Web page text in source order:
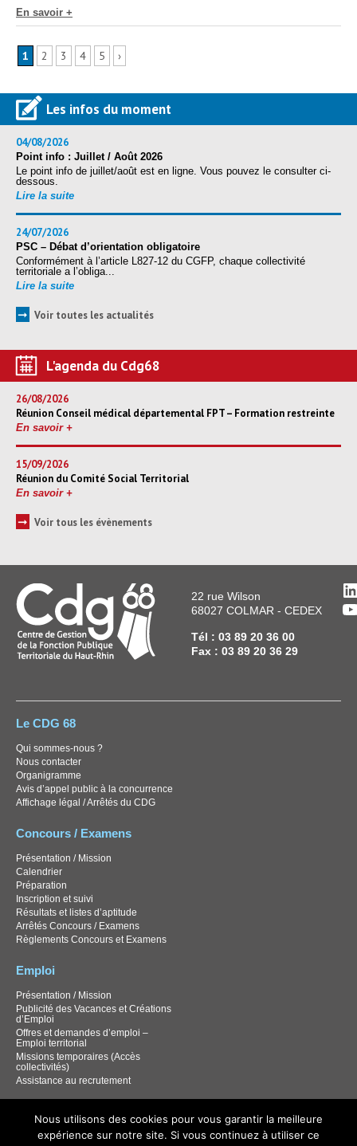
En savoir +
1 2 3 4 5 ›
Les infos du moment
04/08/2026
Point info : Juillet / Août 2026
Le point info de juillet/août est en ligne. Vous pouvez le consulter ci-
dessous.
Lire la suite
24/07/2026
PSC – Débat d’orientation obligatoire
Conformément à l’article L827-12 du CGFP, chaque collectivité
territoriale a l’obliga...
Lire la suite
➞ Voir toutes les actualités
L'agenda du Cdg68
26/08/2026
Réunion Conseil médical départemental FPT – Formation restreinte
En savoir +
15/09/2026
Réunion du Comité Social Territorial
En savoir +
➞ Voir tous les évènements
22 rue Wilson
68027 COLMAR - CEDEX
Tél : 03 89 20 36 00
Fax : 03 89 20 36 29
Le CDG 68
Qui sommes-nous ?
Nous contacter
Organigramme
Avis d’appel public à la concurrence
Affichage légal / Arrêtés du CDG
Concours / Examens
Présentation / Mission
Calendrier
Préparation
Inscription et suivi
Résultats et listes d’aptitude
Arrêtés Concours / Examens
Règlements Concours et Examens
Emploi
Présentation / Mission
Publicité des Vacances et Créations
d’Emploi
Offres et demandes d’emploi –
Emploi territorial
Missions temporaires (Accès
collectivités)
Assistance au recrutement
Documentation Carrières / RH
Nous utilisons des cookies pour vous garantir la meilleure
expérience sur notre site. Si vous continuez à utiliser ce